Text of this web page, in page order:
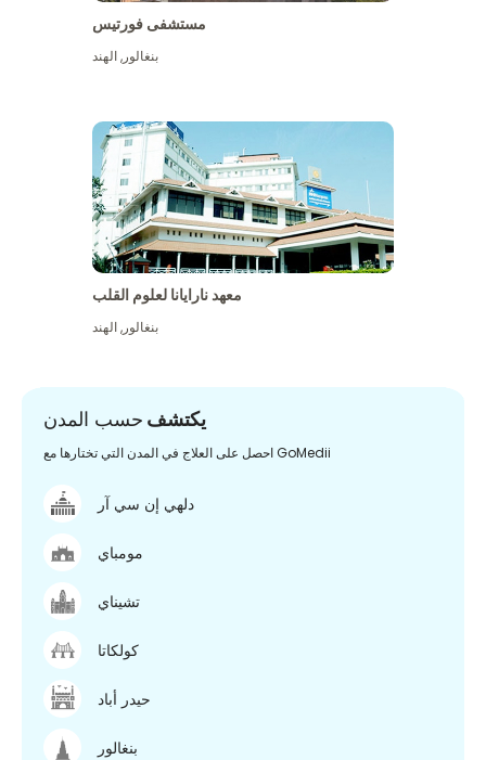
مستشفى فورتيس
بنغالور,الهند
معهد نارايانا لعلوم القلب
بنغالور,الهند
يكتشف حسب المدن
احصل على العلاج في المدن التي تختارها مع GoMedii
دلهي إن سي آر
مومباي
تشيناي
كولكاتا
حيدر أباد
بنغالور